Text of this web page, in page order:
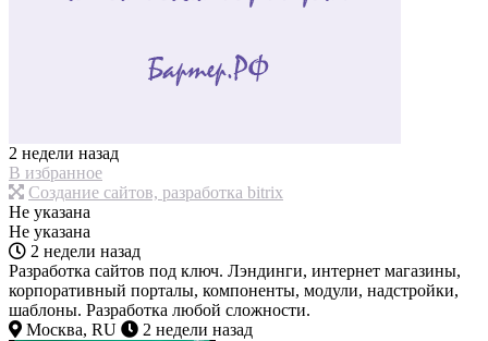
2 недели назад
В избранное
Создание сайтов, разработка bitrix
Не указана
Не указана
2 недели назад
Разработка сайтов под ключ. Лэндинги, интернет магазины,
корпоративный порталы, компоненты, модули, надстройки,
шаблоны. Разработка любой сложности.
Москва, RU
2 недели назад